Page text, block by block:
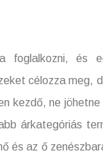
foglalkozni, és
célozza meg,
kezdő, ne jöhetne
árkategóriás
és az ő